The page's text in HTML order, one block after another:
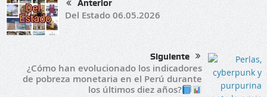
Anterior
Del Estado 06.05.2026
Siguiente
¿Cómo han evolucionado los indicadores
de pobreza monetaria en el Perú durante
los últimos diez años?